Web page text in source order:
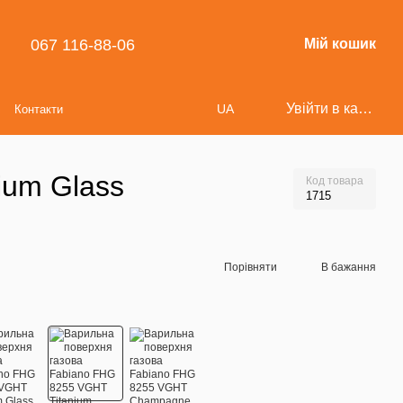
067 116-88-06 Мій кошик
Контакти UA Увійти в кабінет
Glass Код товара
1715
Порівняти В бажання